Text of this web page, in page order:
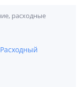
расходные